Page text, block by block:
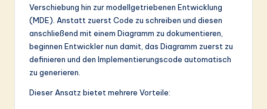
Verschiebung hin zur modellgetriebenen Entwicklung
(MDE). Anstatt zuerst Code zu schreiben und diesen
anschließend mit einem Diagramm zu dokumentieren,
beginnen Entwickler nun damit, das Diagramm zuerst zu
definieren und den Implementierungscode automatisch
zu generieren.
Dieser Ansatz bietet mehrere Vorteile: